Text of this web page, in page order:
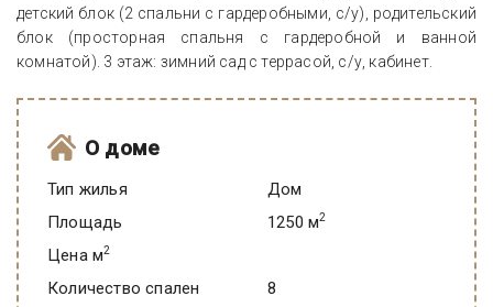
детский блок (2 спальни с гардеробными, с/у), родительский
блок (просторная спальня с гардеробной и ванной
комнатой). 3 этаж: зимний сад с террасой, с/у, кабинет.
О доме
Тип жилья
Дом
Площадь
1250 м2
Цена м2
Количество спален
8